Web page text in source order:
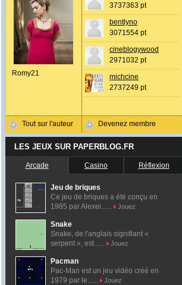
Romy21
Tout sur l'auteur
3737363 pt
bentlyno
3071554 pt
cineblogywood
2971032 pt
michcine
2737249 pt
Devenez membre
LES JEUX SUR PAPERBLOG.FR
Arcade Casino Réflexion
Jeu de briques
Ce jeu de briques a été conçu en
1985 par Alexei......
Jouez
Snake
Snake, de l'anglais signifiant «
serpent », est......
Jouez
Pacman
Pac-Man est un jeu vidéo créé en
1979 par le......
Jouez